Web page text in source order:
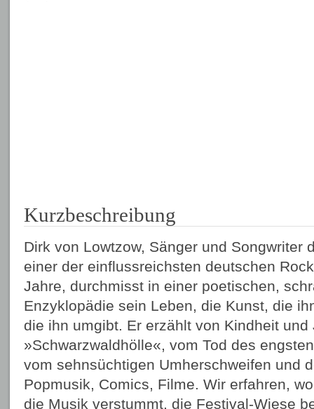
Kurzbeschreibung
Dirk von Lowtzow, Sänger und Songwriter
einer der einflussreichsten deutschen
Jahre, durchmisst in einer poetischen,
Enzyklopädie sein Leben, die Kunst, die
die ihn umgibt. Er erzählt von Kindheit und
»Schwarzwaldhölle«, vom Tod des
vom sehnsüchtigen Umherschweifen und
Popmusik, Comics, Filme. Wir erfahren,
die Musik verstummt, die Festival-Wiese